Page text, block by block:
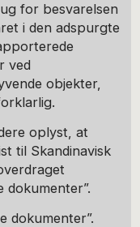
for besvarelsen
i den adspurgte
ved
objekter,
oplyst, at
til Skandinavisk
dokumenter”.
dokumenter”.